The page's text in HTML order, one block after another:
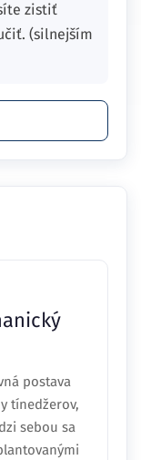
zistiť
(silnejším
postava
tínedžerov,
sebou sa